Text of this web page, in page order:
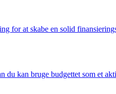
for at skabe en solid
du kan bruge budgettet som et